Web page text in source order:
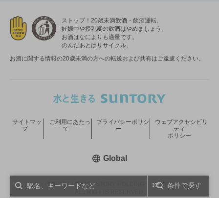
条件で探す
ストップ！20歳未満飲酒・飲酒運転。
妊娠中や授乳期の飲酒はやめましょう。
お酒はなによりも適量です。
のんだあとはリサイクル。
お酒に関する情報の20歳未満の方への転送および共有はご遠慮ください。
COPYRIGHT © SUNTORY HOLDINGS LIMITED.
サイトマッ
プ
ご利用にあたっ
て
プライバシーポリシ
ー
ウェブアクセシビリ
ティ
ポリシー
Global新しいウィンドウで開く